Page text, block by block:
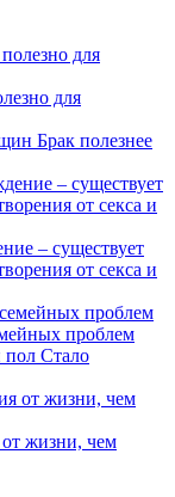
для
Брак полезнее
– существует
от секса и
проблем
Стало
жизни, чем